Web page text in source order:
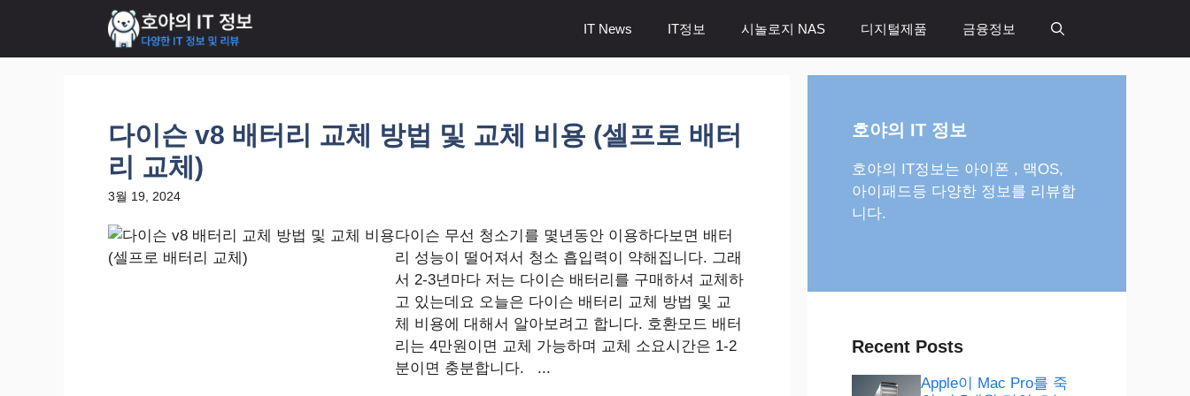
츠
IT News IT정보 시놀로지 NAS 디지털제품 금융정보
다이슨 v8 배터리 교체 방법 및 교체 비용 (셀프로 배터
리 교체)
3월 19, 2024
다이슨 무선 청소기를 몇년동안 이용하다보면 배터
리 성능이 떨어져서 청소 흡입력이 약해집니다. 그래
서 2-3년마다 저는 다이슨 배터리를 구매하셔 교체하
고 있는데요 오늘은 다이슨 배터리 교체 방법 및 교
체 비용에 대해서 알아보려고 합니다. 호환모드 배터
리는 4만원이면 교체 가능하며 교체 소요시간은 1-2
분이면 충분합니다. ...
호야의 IT 정보
호야의 IT정보는 아이폰 , 맥OS,
아이패드등 다양한 정보를 리뷰합
니다.
Recent Posts
Apple이 Mac Pro를 죽